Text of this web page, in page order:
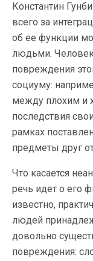
Константин
всего за
об ее функции
людьми.
повреждения
социуму:
между плохим и
последствия
рамках
предметы друг
Что касается
речь идет о его
известно,
людей
довольно
повреждения: